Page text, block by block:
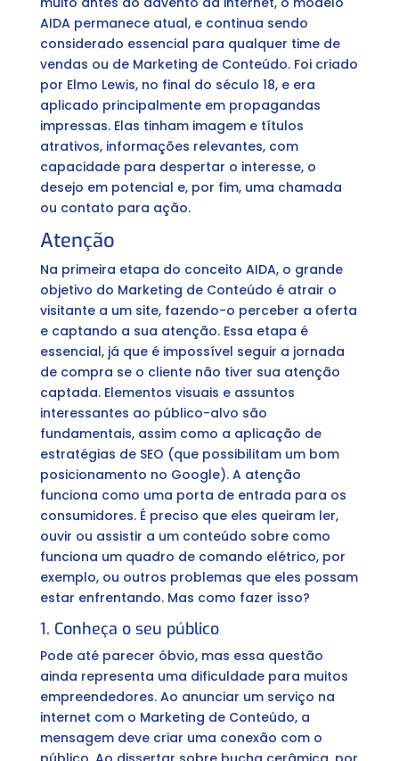
AIDA permanece atual, e continua sendo
considerado essencial para qualquer time de
vendas ou de Marketing de Conteúdo. Foi criado
por Elmo Lewis, no final do século 18, e era
aplicado principalmente em propagandas
impressas. Elas tinham imagem e títulos
atrativos, informações relevantes, com
capacidade para despertar o interesse, o
desejo em potencial e, por fim, uma chamada
ou contato para ação.
Atenção
Na primeira etapa do conceito AIDA, o grande
objetivo do Marketing de Conteúdo é atrair o
visitante a um site, fazendo-o perceber a oferta
e captando a sua atenção. Essa etapa é
essencial, já que é impossível seguir a jornada
de compra se o cliente não tiver sua atenção
captada. Elementos visuais e assuntos
interessantes ao público-alvo são
fundamentais, assim como a aplicação de
estratégias de SEO (que possibilitam um bom
posicionamento no Google). A atenção
funciona como uma porta de entrada para os
consumidores. É preciso que eles queiram ler,
ouvir ou assistir a um conteúdo sobre como
funciona um quadro de comando elétrico, por
exemplo, ou outros problemas que eles possam
estar enfrentando. Mas como fazer isso?
1. Conheça o seu público
Pode até parecer óbvio, mas essa questão
ainda representa uma dificuldade para muitos
empreendedores. Ao anunciar um serviço na
internet com o Marketing de Conteúdo, a
mensagem deve criar uma conexão com o